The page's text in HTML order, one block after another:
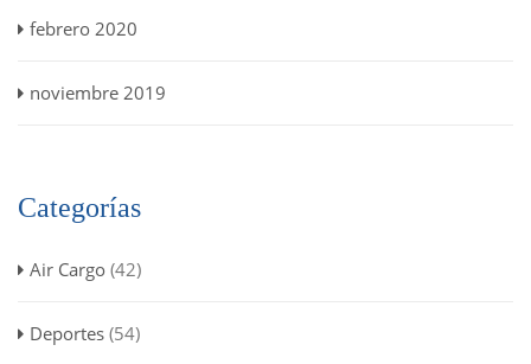
febrero 2020
noviembre 2019
Categorías
Air Cargo (42)
Deportes (54)